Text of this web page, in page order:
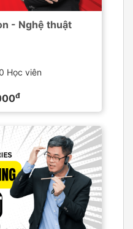
- Nghệ thuật
Học viên
đ